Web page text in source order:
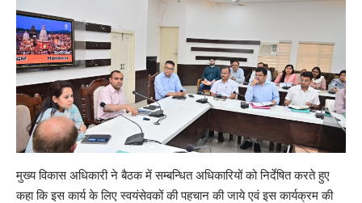
मुख्य विकास अधिकारी ने बैठक में सम्बन्धित अधिकारियों को निर्देषित करते हुए
कहा कि इस कार्य के लिए स्वयंसेवकों की पहचान की जाये एवं इस कार्यक्रम की